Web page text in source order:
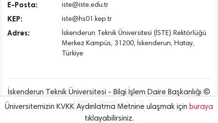
E-Posta: iste@iste.edu.tr
KEP: iste@hs01.kep.tr
Adres:
İskenderun Teknik Üniversitesi (İSTE) Rektörlüğü
Merkez Kampüs, 31200, İskenderun, Hatay,
Türkiye
İskenderun Teknik Üniversitesi - Bilgi İşlem Daire Başkanlığı ©
[2016..2026] {v6.7.3}
Üniversitemizin KVKK Aydınlatma Metnine ulaşmak için buraya
tıklayabilirsiniz.